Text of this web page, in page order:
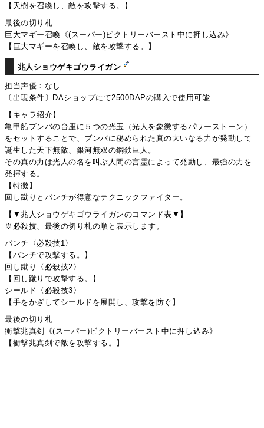
【天樹を召喚し、敵を攻撃する。】
最後の切り札
巨大マギー召喚《(スーパー)ビクトリーバースト中に押し込み》
【巨大マギーを召喚し、敵を攻撃する。】
兆人ショウゲキゴウライガン
担当声優：なし
〔出現条件〕DAショップにて2500DAPの購入で使用可能
【キャラ紹介】
亀甲船ブンバの台座に５つの光玉（光人を象徴するパワーストーン）
をセットすることで、ブンバに秘められた真の大いなる力が発動して
誕生した天下無敵、銀河無双の鋼鉄巨人。
その真の力は光人の名を叫ぶ人間の言霊によって発動し、最強の力を
発揮する。
【特徴】
回し蹴りとパンチが得意なテクニックファイター。
【▼兆人ショウゲキゴウライガンのコマンド表▼】
※必殺技、最後の切り札の順と表示します。
パンチ〈必殺技1〉
【パンチで攻撃する。】
回し蹴り〈必殺技2〉
【回し蹴りで攻撃する。】
シールド〈必殺技3〉
【手をかざしてシールドを展開し、攻撃を防ぐ】
最後の切り札
衝撃兆真剣《(スーパー)ビクトリーバースト中に押し込み》
【衝撃兆真剣で敵を攻撃する。】